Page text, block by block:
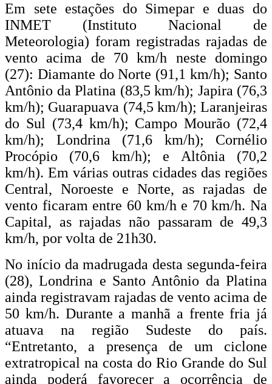
Em sete estações do Simepar e duas do
INMET (Instituto Nacional de
Meteorologia) foram registradas rajadas de
vento acima de 70 km/h neste domingo
(27): Diamante do Norte (91,1 km/h); Santo
Antônio da Platina (83,5 km/h); Japira (76,3
km/h); Guarapuava (74,5 km/h); Laranjeiras
do Sul (73,4 km/h); Campo Mourão (72,4
km/h); Londrina (71,6 km/h); Cornélio
Procópio (70,6 km/h); e Altônia (70,2
km/h). Em várias outras cidades das regiões
Central, Noroeste e Norte, as rajadas de
vento ficaram entre 60 km/h e 70 km/h. Na
Capital, as rajadas não passaram de 49,3
km/h, por volta de 21h30.
No início da madrugada desta segunda-feira
(28), Londrina e Santo Antônio da Platina
ainda registravam rajadas de vento acima de
50 km/h. Durante a manhã a frente fria já
atuava na região Sudeste do país.
“Entretanto, a presença de um ciclone
extratropical na costa do Rio Grande do Sul
ainda poderá favorecer a ocorrência de